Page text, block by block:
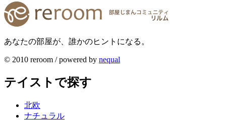
あなたの部屋が、誰かのヒントになる。
© 2010 reroom / powered by nequal
テイストで探す
北欧
ナチュラル